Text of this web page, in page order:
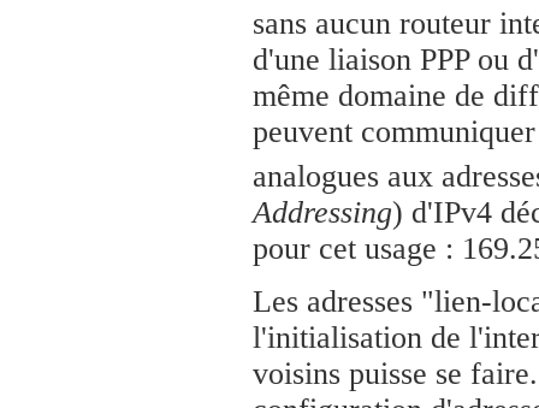
sans aucun routeur
d'une liaison PPP ou
même domaine de
peuvent
analogues aux
Addressing) d'IPv4
pour cet usage :
Les adresses "lien-
l'initialisation de
voisins puisse se